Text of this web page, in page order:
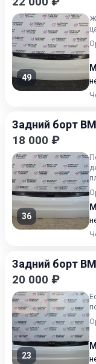
49
Задний борт
18 000 ₽
36
Задний борт
20 000 ₽
23